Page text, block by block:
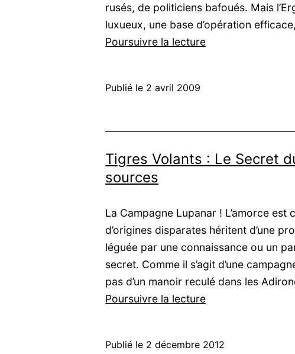
rusés, de politiciens bafoués. Mais
luxueux, une base d’opération
Poursuivre la lectureTigres
loup
Publié le 2 avril 2009
Tigres Volants : Le Secret
sources
La Campagne Lupanar ! L’amorce est
d’origines disparates héritent d’une
léguée par une connaissance ou un
secret. Comme il s’agit d’une
pas d’un manoir reculé dans les
Poursuivre la lectureTigres
Le
Publié le 2 décembre 2012